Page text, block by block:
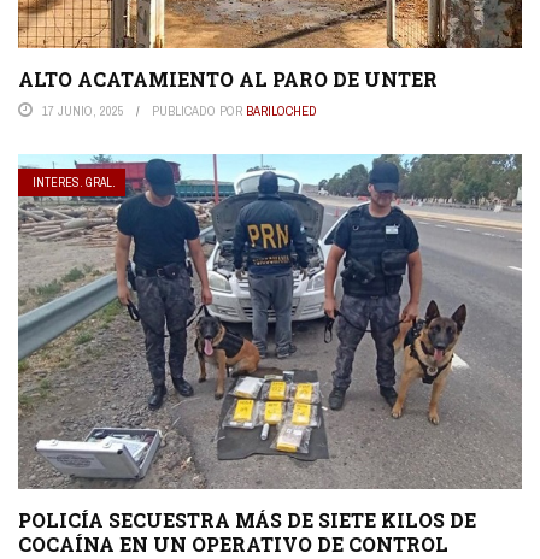
ALTO ACATAMIENTO AL PARO DE UNTER
17 JUNIO, 2025 PUBLICADO POR BARILOCHED
INTERES. GRAL.
POLICÍA SECUESTRA MÁS DE SIETE KILOS DE
COCAÍNA EN UN OPERATIVO DE CONTROL